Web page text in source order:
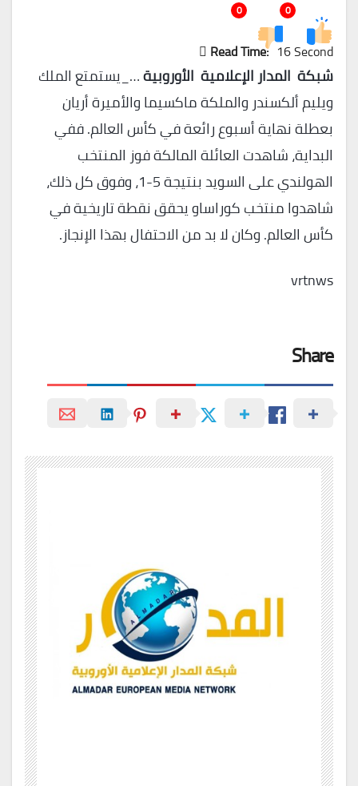
0
0
Read Time: 16 Second
شبكة المدار الإعلامية الأوروبية…_يستمتع الملك
ويليم ألكسندر والملكة ماكسيما والأميرة أريان
بعطلة نهاية أسبوع رائعة في كأس العالم. ففي
البداية، شاهدت العائلة المالكة فوز المنتخب
الهولندي على السويد بنتيجة 5-1، وفوق كل ذلك،
شاهدوا منتخب كوراساو يحقق نقطة تاريخية في
كأس العالم. وكان لا بد من الاحتفال بهذا الإنجاز.
vrtnws
Share